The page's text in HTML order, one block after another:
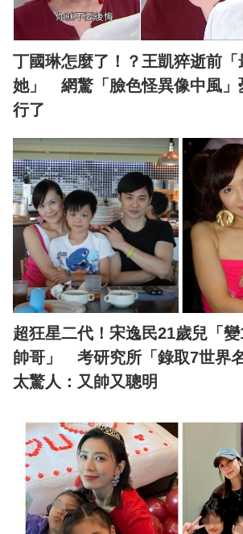
丁國琳怎麼了！？王凱猝逝前
她」 網驚「臉色怪異像中風」
行了
超狂星二代！宋逸民21歲兒「
帥哥」 考研究所「錄取7世界
太驚人：又帥又聰明